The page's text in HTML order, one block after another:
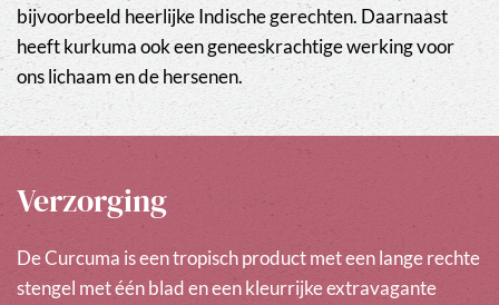
bijvoorbeeld heerlijke Indische gerechten. Daarnaast
heeft kurkuma ook een geneeskrachtige werking voor
ons lichaam en de hersenen.
Verzorging
De Curcuma is een tropisch product met een lange rechte
stengel met één blad en een kleurrijke extravagante